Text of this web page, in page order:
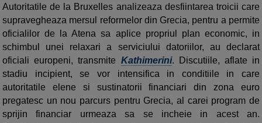
Autoritatile de la Bruxelles analizeaza desfiintarea troicii care
supravegheaza mersul reformelor din Grecia, pentru a permite
oficialilor de la Atena sa aplice propriul plan economic, in
schimbul unei relaxari a serviciului datoriilor, au declarat
oficiali europeni, transmite Kathimerini. Discutiile, aflate in
stadiu incipient, se vor intensifica in conditiile in care
autoritatile elene si sustinatorii financiari din zona euro
pregatesc un nou parcurs pentru Grecia, al carei program de
sprijin financiar urmeaza sa se incheie in acest an.